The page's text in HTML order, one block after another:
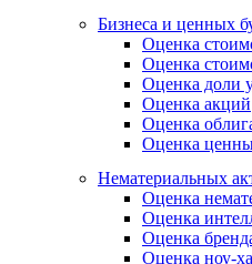
Бизнеса и ценных
Оценка
Оценка
Оценка доли
Оценка акций
Оценка
Оценка
Нематериальных
Оценка
Оценка
Оценка
Оценка ноу-